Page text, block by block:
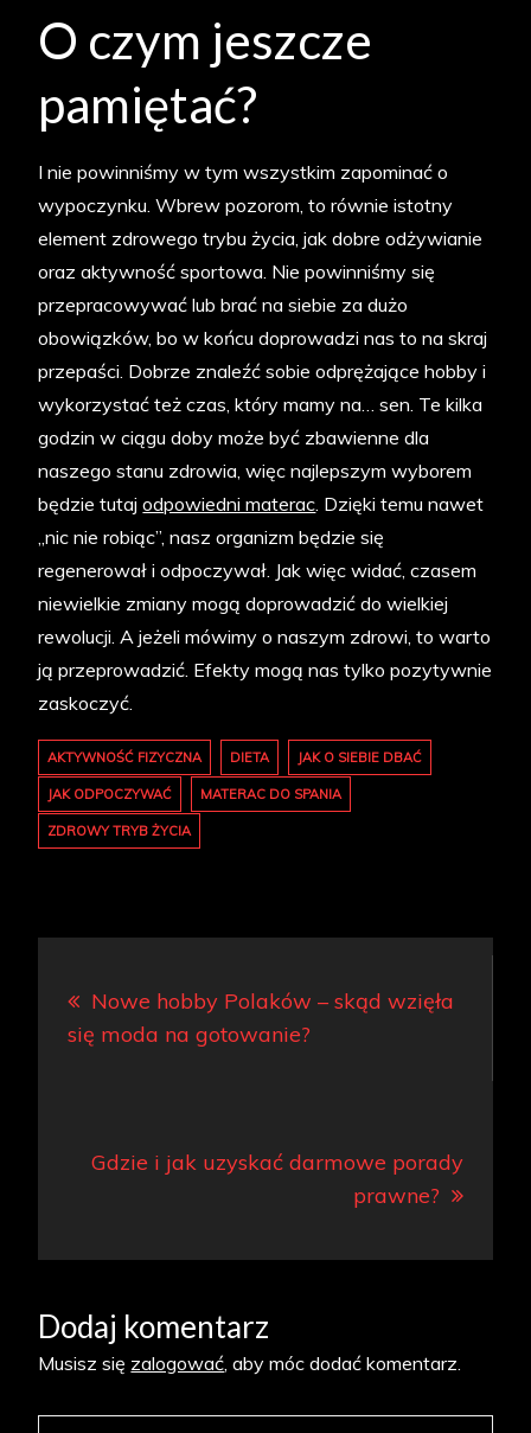
O czym jeszcze
pamiętać?
I nie powinniśmy w tym wszystkim zapominać o
wypoczynku. Wbrew pozorom, to równie istotny
element zdrowego trybu życia, jak dobre odżywianie
oraz aktywność sportowa. Nie powinniśmy się
przepracowywać lub brać na siebie za dużo
obowiązków, bo w końcu doprowadzi nas to na skraj
przepaści. Dobrze znaleźć sobie odprężające hobby i
wykorzystać też czas, który mamy na… sen. Te kilka
godzin w ciągu doby może być zbawienne dla
naszego stanu zdrowia, więc najlepszym wyborem
będzie tutajodpowiedni materac . Dzięki temu nawet
„nic nie robiąc”, nasz organizm będzie się
regenerował i odpoczywał. Jak więc widać, czasem
niewielkie zmiany mogą doprowadzić do wielkiej
rewolucji. A jeżeli mówimy o naszym zdrowi, to warto
ją przeprowadzić. Efekty mogą nas tylko pozytywnie
zaskoczyć.
AKTYWNOŚĆ FIZYCZNA DIETA JAK O SIEBIE DBAĆ
JAK ODPOCZYWAĆ MATERAC DO SPANIA
ZDROWY TRYB ŻYCIA
wpisu
Nowe hobby Polaków – skąd wzięła
się moda na gotowanie?
Gdzie i jak uzyskać darmowe porady
prawne?
Dodaj komentarz
Musisz się zalogować , aby móc dodać komentarz.